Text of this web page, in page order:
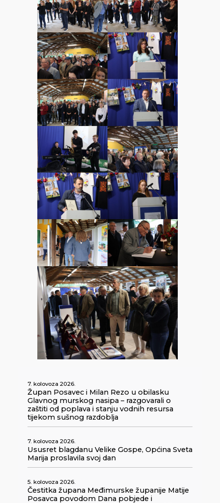
7. kolovoza 2026.
Župan Posavec i Milan Rezo u obilasku
Glavnog murskog nasipa – razgovarali o
zaštiti od poplava i stanju vodnih resursa
tijekom sušnog razdoblja
7. kolovoza 2026.
Ususret blagdanu Velike Gospe, Općina Sveta
Marija proslavila svoj dan
5. kolovoza 2026.
Čestitka župana Međimurske županije Matije
Posavca povodom Dana pobjede i